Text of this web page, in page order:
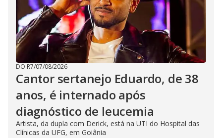
DO R7/07/08/2026
Cantor sertanejo Eduardo, de 38
anos, é internado após
diagnóstico de leucemia
Artista, da dupla com Derick, está na UTI do Hospital das
Clínicas da UFG, em Goiânia